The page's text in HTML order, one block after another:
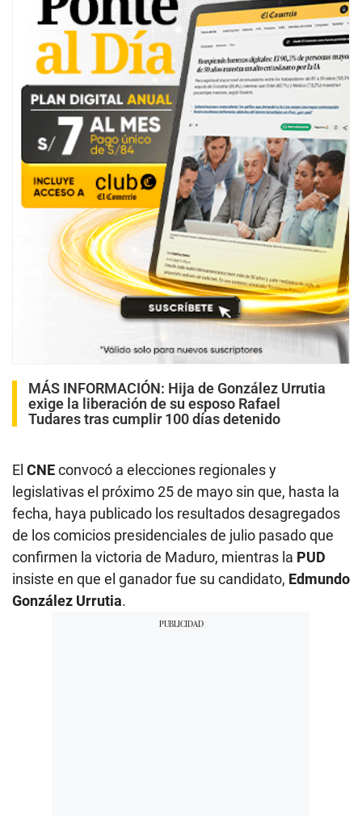
MÁS INFORMACIÓN: Hija de González Urrutia
exige la liberación de su esposo Rafael
Tudares tras cumplir 100 días detenido
El CNEconvocó a elecciones regionales y
legislativas el próximo 25 de mayo sin que, hasta la
fecha, haya publicado los resultados desagregados
de los comicios presidenciales de julio pasado que
confirmen la victoria de Maduro, mientras la PUD
insiste en que el ganador fue su candidato, Edmundo
González Urrutia.